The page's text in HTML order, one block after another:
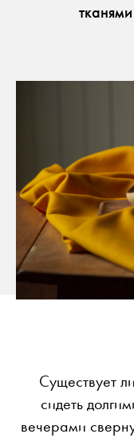
Dekoma
Брошюры
Существует
сидеть
вечерами